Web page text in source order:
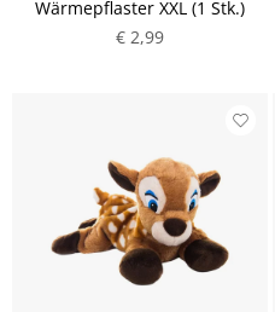
Wärmepflaster XXL (1 Stk.)
€ 2,99